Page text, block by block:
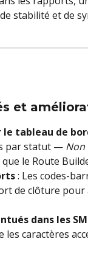
stabilité et de
et
le tableau de
par statut — Non
le Route
: Les codes-
de clôture
dans les
caractères